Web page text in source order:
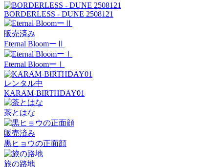
BORDERLESS - DUNE 2508121
販売済み
Eternal BloomーⅡ
Eternal BloomーⅠ
レンタル中
KARAM-BIRTHDAY01
茶とはな
販売済み
黒ヒョウの正面顔
旅の路地